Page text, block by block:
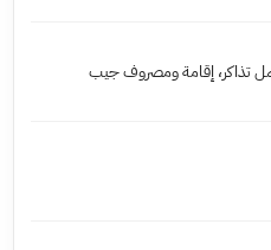
تذاكر، إقامة ومصروف جيب